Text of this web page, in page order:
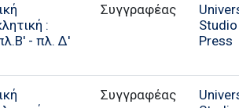
:
- πλ. Δ'
Συγγραφέας
Studio
Press
Συγγραφέας